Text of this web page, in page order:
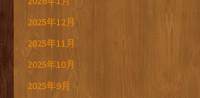
2025年12月
2025年11月
2025年10月
2025年9月